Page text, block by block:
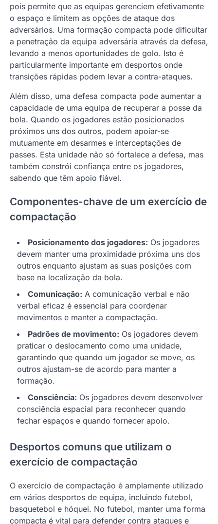
pois permite que as equipas gerenciem efetivamente
o espaço e limitem as opções de ataque dos
adversários. Uma formação compacta pode dificultar
a penetração da equipa adversária através da defesa,
levando a menos oportunidades de golo. Isto é
particularmente importante em desportos onde
transições rápidas podem levar a contra-ataques.
Além disso, uma defesa compacta pode aumentar a
capacidade de uma equipa de recuperar a posse da
bola. Quando os jogadores estão posicionados
próximos uns dos outros, podem apoiar-se
mutuamente em desarmes e interceptações de
passes. Esta unidade não só fortalece a defesa, mas
também constrói confiança entre os jogadores,
sabendo que têm apoio fiável.
Componentes-chave de um exercício de
compactação
Posicionamento dos jogadores: Os jogadores
devem manter uma proximidade próxima uns dos
outros enquanto ajustam as suas posições com
base na localização da bola.
Comunicação: A comunicação verbal e não
verbal eficaz é essencial para coordenar
movimentos e manter a compactação.
Padrões de movimento: Os jogadores devem
praticar o deslocamento como uma unidade,
garantindo que quando um jogador se move, os
outros ajustam-se de acordo para manter a
formação.
Consciência: Os jogadores devem desenvolver
consciência espacial para reconhecer quando
fechar espaços e quando fornecer apoio.
Desportos comuns que utilizam o
exercício de compactação
O exercício de compactação é amplamente utilizado
em vários desportos de equipa, incluindo futebol,
basquetebol e hóquei. No futebol, manter uma forma
compacta é vital para defender contra ataques e